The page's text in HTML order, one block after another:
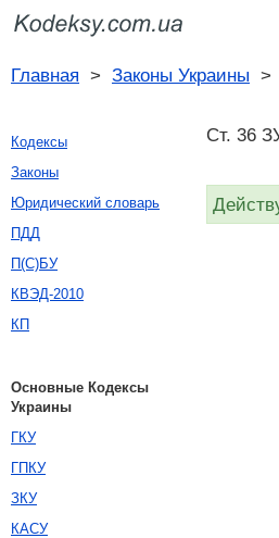
Главная > Законы Украины >
Ст. 36
Кодексы
Законы
Юридический словарь
ПДД
П(С)БУ
КВЭД-2010
КП
Основные Кодексы
Украины
ГКУ
ГПКУ
ЗКУ
КАСУ